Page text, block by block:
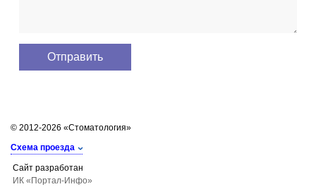
© 2012-2026 «Стоматология»
Схема проезда
Сайт разработан
ИК «Портал-Инфо»